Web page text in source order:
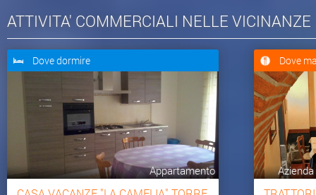
ATTIVITA' COMMERCIALI NELLE VICINANZE
Dove dormire
Appartamento
Dove